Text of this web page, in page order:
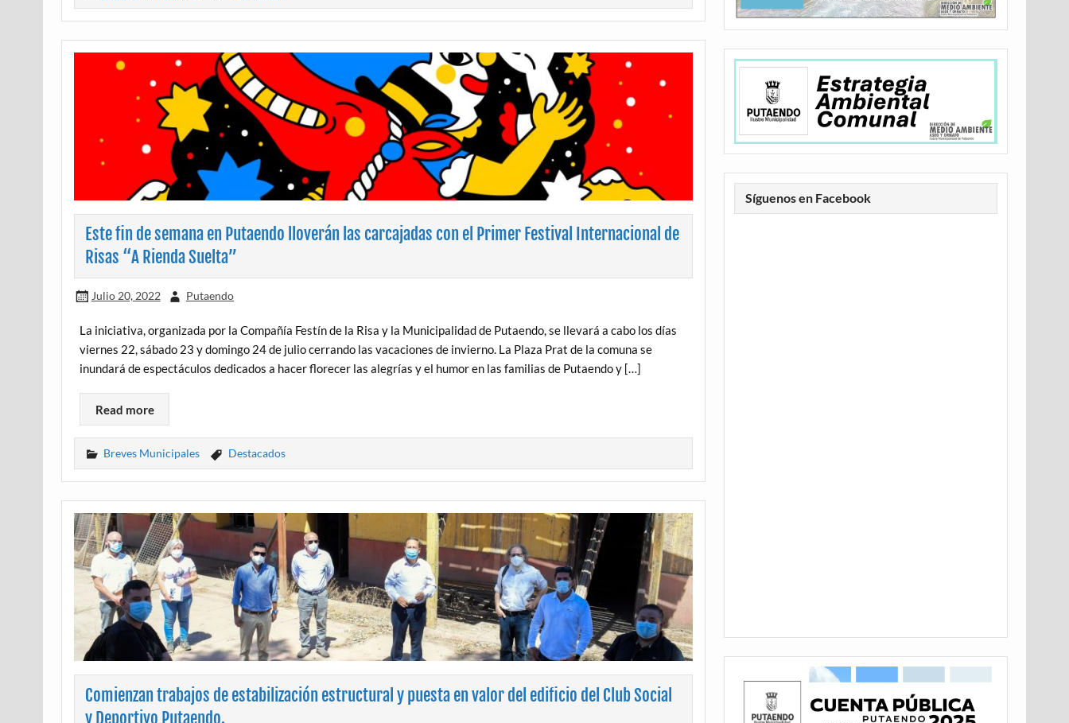
Este fin de semana en Putaendo lloverán las carcajadas con el Primer Festival Internacional de
Risas “A Rienda Suelta”
Julio 20, 2022 Putaendo
La iniciativa, organizada por la Compañía Festín de la Risa y la Municipalidad de Putaendo, se llevará a cabo los días
viernes 22, sábado 23 y domingo 24 de julio cerrando las vacaciones de invierno. La Plaza Prat de la comuna se
inundará de espectáculos dedicados a hacer florecer las alegrías y el humor en las familias de Putaendo y […]
Read more
Breves Municipales Destacados
Comienzan trabajos de estabilización estructural y puesta en valor del edificio del Club Social
y Deportivo Putaendo.
Síguenos en Facebook